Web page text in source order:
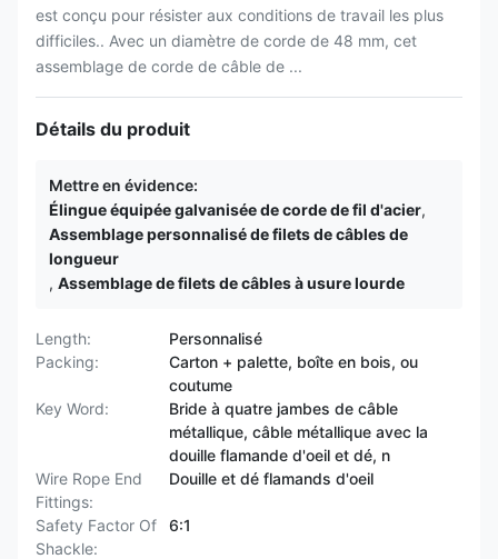
est conçu pour résister aux conditions de travail les plus
difficiles.. Avec un diamètre de corde de 48 mm, cet
assemblage de corde de câble de ...
Détails du produit
Mettre en évidence:
Élingue équipée galvanisée de corde de fil d'acier,
Assemblage personnalisé de filets de câbles de
longueur
, Assemblage de filets de câbles à usure lourde
Length:
Personnalisé
Packing:
Carton + palette, boîte en bois, ou
coutume
Key Word:
Bride à quatre jambes de câble
métallique, câble métallique avec la
douille flamande d'oeil et dé, n
Wire Rope End
Fittings:
Douille et dé flamands d'oeil
Safety Factor Of
Shackle:
6:1